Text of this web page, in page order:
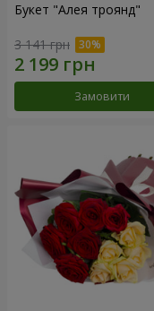
Букет "Алея троянд"
3 141 грн
Замовити